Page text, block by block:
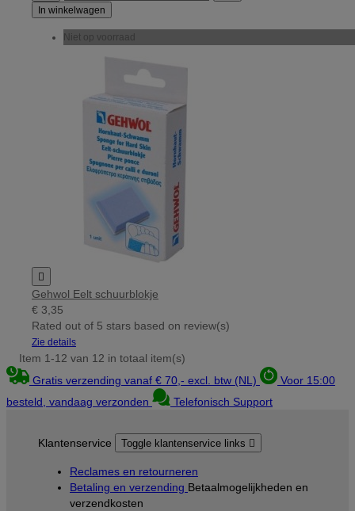
In winkelwagen
Niet op voorraad

Gehwol Eelt schuurblokje
€ 3,35
Rated out of 5 stars based on review(s)
Zie details
Item 1-12 van 12 in totaal item(s)
Gratis verzending vanaf € 70,- excl. btw (NL)
Voor 15:00
besteld, vandaag verzonden
Telefonisch Support
Klantenservice Toggle klantenservice links 
Reclames en retourneren
Betaling en verzending Betaalmogelijkheden en
verzendkosten